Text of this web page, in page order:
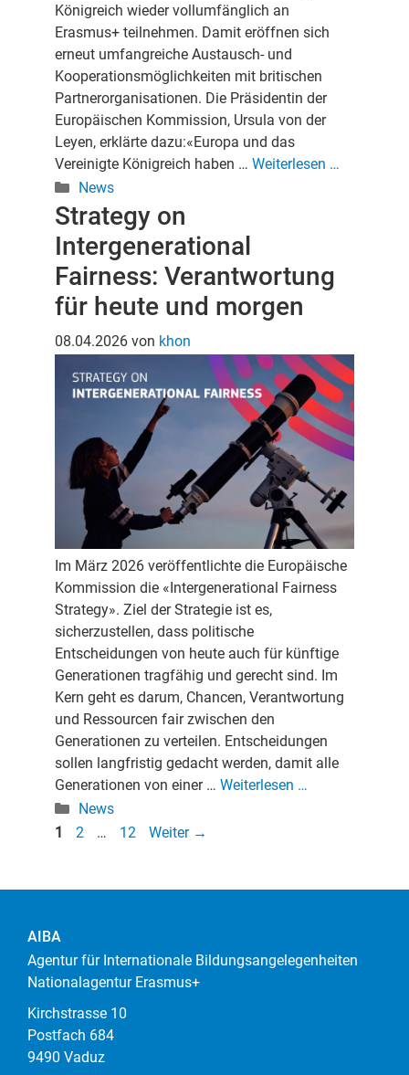
Königreich wieder vollumfänglich an
Erasmus+ teilnehmen. Damit eröffnen sich
erneut umfangreiche Austausch- und
Kooperationsmöglichkeiten mit britischen
Partnerorganisationen. Die Präsidentin der
Europäischen Kommission, Ursula von der
Leyen, erklärte dazu:«Europa und das
Vereinigte Königreich haben … Weiterlesen …
Kategorien
News
Strategy on
Intergenerational
Fairness: Verantwortung
für heute und morgen
08.04.2026 von khon
Im März 2026 veröffentlichte die Europäische
Kommission die «Intergenerational Fairness
Strategy». Ziel der Strategie ist es,
sicherzustellen, dass politische
Entscheidungen von heute auch für künftige
Generationen tragfähig und gerecht sind. Im
Kern geht es darum, Chancen, Verantwortung
und Ressourcen fair zwischen den
Generationen zu verteilen. Entscheidungen
sollen langfristig gedacht werden, damit alle
Generationen von einer … Weiterlesen …
Kategorien
News
Seite
1 Seite
2 … Seite
12 Weiter →
AIBA
Agentur für Internationale Bildungsangelegenheiten
Nationalagentur Erasmus+
Kirchstrasse 10
Postfach 684
9490 Vaduz